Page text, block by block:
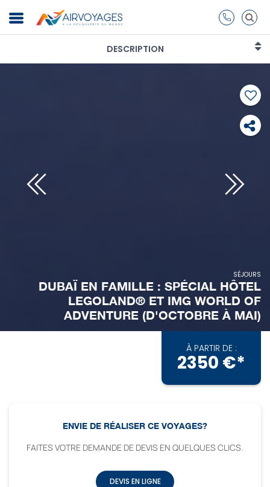
DESCRIPTION
SÉJOURS
DUBAÏ EN FAMILLE : SPÉCIAL HÔTEL
LEGOLAND® ET IMG WORLD OF
ADVENTURE (D'OCTOBRE À MAI)
À PARTIR DE :
2350 €*
ENVIE DE RÉALISER CE VOYAGES?
FAITES VOTRE DEMANDE DE DEVIS EN QUELQUES CLICS.
DEVIS EN LIGNE